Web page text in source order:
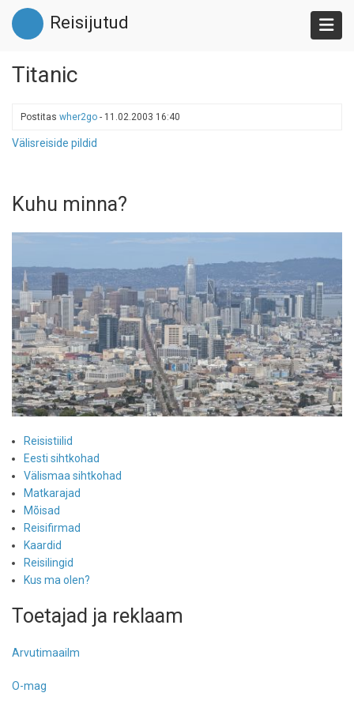
Liigu
edasi
põhisisu
Reisijutud
Titanic
Postitas wher2go - 11.02.2003 16:40
Välisreiside pildid
Kuhu minna?
Reisistiilid
Eesti sihtkohad
Välismaa sihtkohad
Matkarajad
Mõisad
Reisifirmad
Kaardid
Reisilingid
Kus ma olen?
Toetajad ja reklaam
Arvutimaailm
O-mag